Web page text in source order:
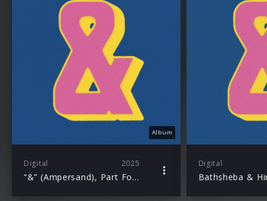
Album
Digital 2025
“&” (Ampersand), Part Four
Digital
Bathsheba &